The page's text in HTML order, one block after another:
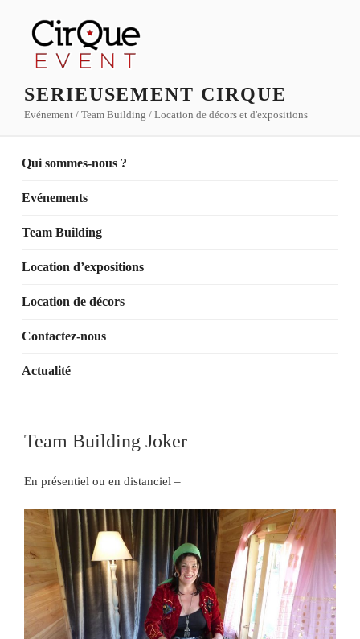
contenu
principal
SERIEUSEMENT CIRQUE
Evénement / Team Building / Location de décors et d'expositions
Qui sommes-nous ?
Evénements
Team Building
Location d’expositions
Location de décors
Contactez-nous
Actualité
Team Building Joker
En présentiel ou en distanciel –